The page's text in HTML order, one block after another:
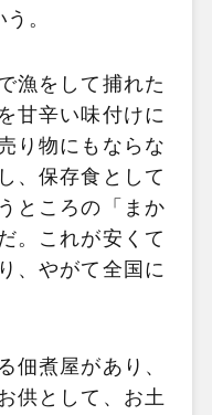
。
漁をして捕れた
甘辛い味付けに
り物にもならな
、保存食として
ところの「まか
。これが安くて
、やがて全国に
佃煮屋があり、
供として、お土